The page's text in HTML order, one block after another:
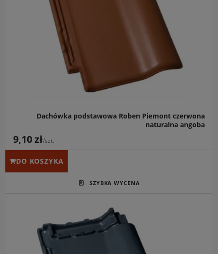
akcesoriów ceramicznych Röben w tradycyjnym odcieniu
czerwieni naturalnej.
Kluczowa cecha:
Unikalna konstrukcja z rekordową
tolerancją przesuwu (aż 38 mm), ułatwiająca montaż na
nowych i remontowanych więźbach.
Dachówka podstawowa Roben Piemont czerwona
naturalna angoba
9,10 zł/szt.
DO KOSZYKA
Główne przeznaczenie:
Pokrycie dachów spadzistych o
kącie nachylenia od 22°, szczególnie polecane dla